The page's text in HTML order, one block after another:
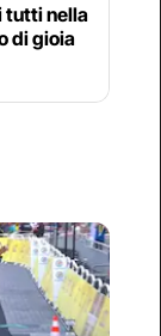
tutti nella
di gioia